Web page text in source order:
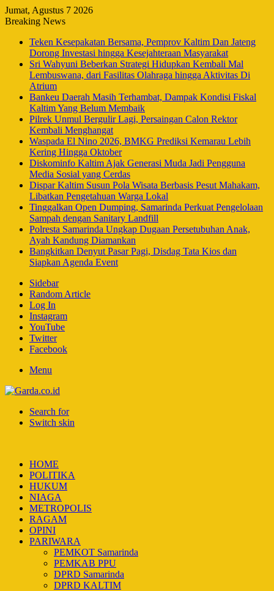
Jumat, Agustus 7 2026
Breaking News
Teken Kesepakatan Bersama, Pemprov Kaltim Dan Jateng
Dorong Investasi hingga Kesejahteraan Masyarakat
Sri Wahyuni Beberkan Strategi Hidupkan Kembali Mal
Lembuswana, dari Fasilitas Olahraga hingga Aktivitas Di
Atrium
Bankeu Daerah Masih Terhambat, Dampak Kondisi Fiskal
Kaltim Yang Belum Membaik
Pilrek Unmul Bergulir Lagi, Persaingan Calon Rektor
Kembali Menghangat
Waspada El Nino 2026, BMKG Prediksi Kemarau Lebih
Kering Hingga Oktober
Diskominfo Kaltim Ajak Generasi Muda Jadi Pengguna
Media Sosial yang Cerdas
Dispar Kaltim Susun Pola Wisata Berbasis Pesut Mahakam,
Libatkan Pengetahuan Warga Lokal
Tinggalkan Open Dumping, Samarinda Perkuat Pengelolaan
Sampah dengan Sanitary Landfill
Polresta Samarinda Ungkap Dugaan Persetubuhan Anak,
Ayah Kandung Diamankan
Bangkitkan Denyut Pasar Pagi, Disdag Tata Kios dan
Siapkan Agenda Event
Sidebar
Random Article
Log In
Instagram
YouTube
Twitter
Facebook
Menu
Search for
Switch skin
HOME
POLITIKA
HUKUM
NIAGA
METROPOLIS
RAGAM
OPINI
PARIWARA
PEMKOT Samarinda
PEMKAB PPU
DPRD Samarinda
DPRD KALTIM